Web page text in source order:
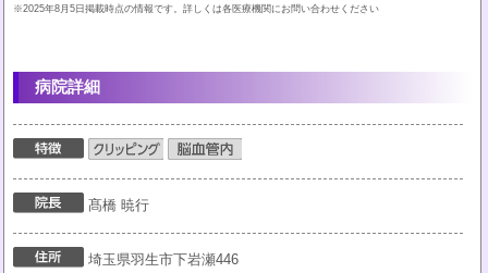
※2025年8月5日掲載時点の情報です。詳しくは各医療機関にお問い合わせください
病院詳細
髙橋 暁行
埼玉県羽生市下岩瀬446